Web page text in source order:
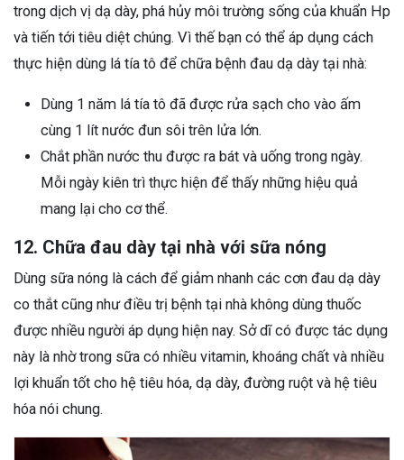
trong dịch vị dạ dày, phá hủy môi trường sống của khuẩn Hp
và tiến tới tiêu diệt chúng. Vì thế bạn có thể áp dụng cách
thực hiện dùng lá tía tô để chữa bệnh đau dạ dày tại nhà:
Dùng 1 năm lá tía tô đã được rửa sạch cho vào ấm
cùng 1 lít nước đun sôi trên lửa lớn.
Chắt phần nước thu được ra bát và uống trong ngày.
Mỗi ngày kiên trì thực hiện để thấy những hiệu quả
mang lại cho cơ thể.
12. Chữa đau dày tại nhà với sữa nóng
Dùng sữa nóng là cách để giảm nhanh các cơn đau dạ dày
co thắt cũng như điều trị bệnh tại nhà không dùng thuốc
được nhiều người áp dụng hiện nay. Sở dĩ có được tác dụng
này là nhờ trong sữa có nhiều vitamin, khoáng chất và nhiều
lợi khuẩn tốt cho hệ tiêu hóa, dạ dày, đường ruột và hệ tiêu
hóa nói chung.